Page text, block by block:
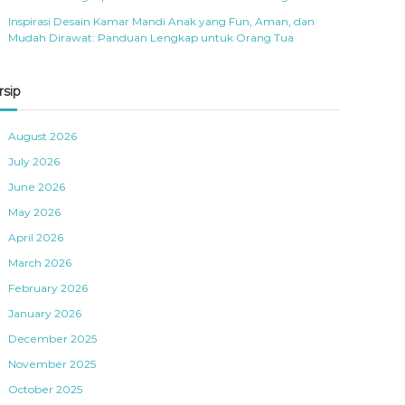
Inspirasi Desain Kamar Mandi Anak yang Fun, Aman, dan
Mudah Dirawat: Panduan Lengkap untuk Orang Tua
August 2026
July 2026
June 2026
May 2026
April 2026
March 2026
February 2026
January 2026
December 2025
November 2025
October 2025